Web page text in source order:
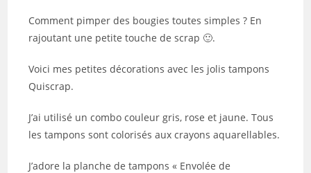
Comment pimper des bougies toutes simples ? En
rajoutant une petite touche de scrap 🙂.
Voici mes petites décorations avec les jolis tampons
Quiscrap.
J’ai utilisé un combo couleur gris, rose et jaune. Tous
les tampons sont colorisés aux crayons aquarellables.
J’adore la planche de tampons « Envolée de